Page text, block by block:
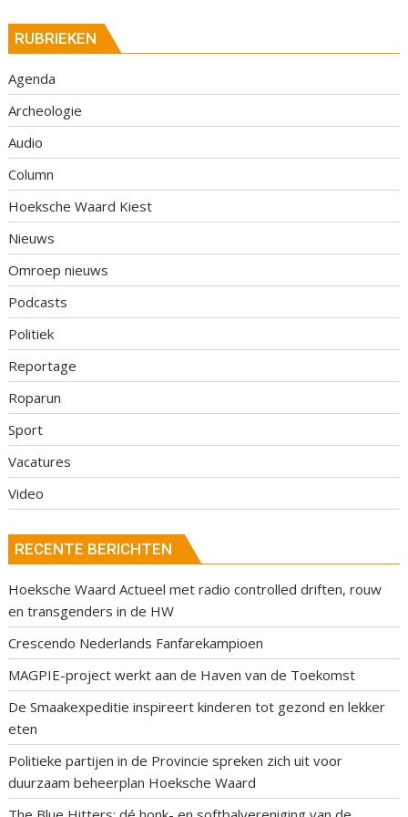
RUBRIEKEN
Agenda
Archeologie
Audio
Column
Hoeksche Waard Kiest
Nieuws
Omroep nieuws
Podcasts
Politiek
Reportage
Roparun
Sport
Vacatures
Video
RECENTE BERICHTEN
Hoeksche Waard Actueel met radio controlled driften, rouw
en transgenders in de HW
Crescendo Nederlands Fanfarekampioen
MAGPIE-project werkt aan de Haven van de Toekomst
De Smaakexpeditie inspireert kinderen tot gezond en lekker
eten
Politieke partijen in de Provincie spreken zich uit voor
duurzaam beheerplan Hoeksche Waard